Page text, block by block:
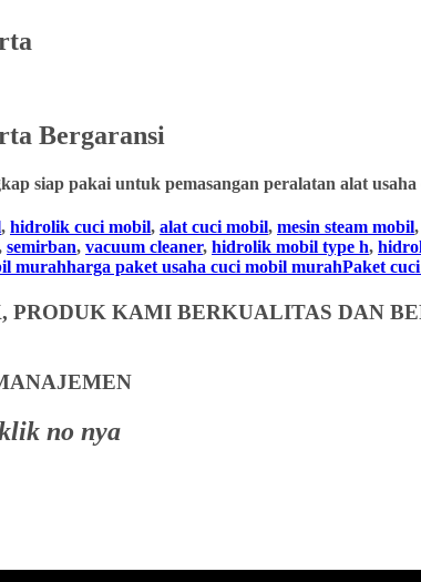
Bergaransi
siap pakai untuk pemasangan peralatan alat
, hidrolik cuci mobil, alat cuci mobil, mesin steam mobil,
semirban, vacuum cleaner, hidrolik mobil type h,
murahharga paket usaha cuci mobil murahPaket
KAMI BERKUALITAS DAN
no nya